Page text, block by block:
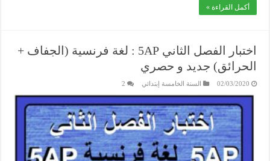
أكمل القراءة »
اختبار الفصل الثاني 5AP : لغة فرنسية (الجفاف +
الحرائق) جديد و حصري
02/03/2020 السنة الخامسة إبتدائي 2